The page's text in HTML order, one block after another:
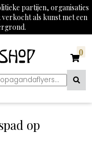
partijen, organisaties
als kunst met een
0
op